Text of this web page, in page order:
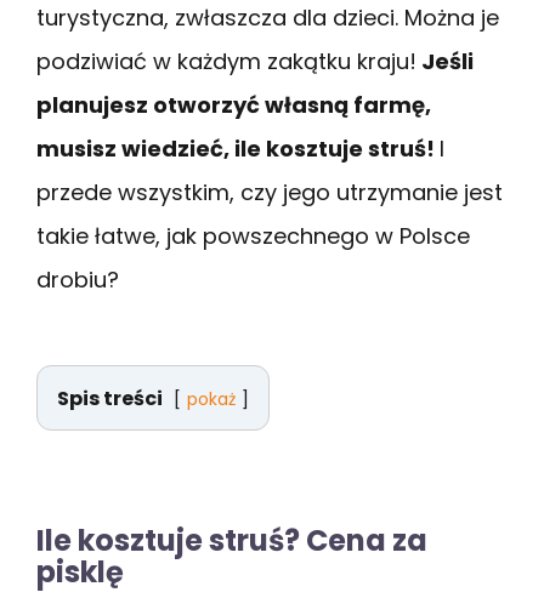
turystyczna, zwłaszcza dla dzieci. Można je
podziwiać w każdym zakątku kraju! Jeśli
planujesz otworzyć własną farmę,
musisz wiedzieć, ile kosztuje struś! I
przede wszystkim, czy jego utrzymanie jest
takie łatwe, jak powszechnego w Polsce
drobiu?
Spis treści pokaż
Ile kosztuje struś? Cena za
pisklę